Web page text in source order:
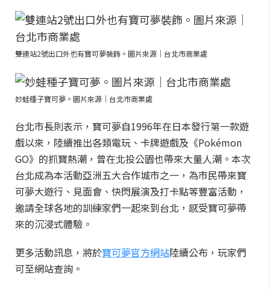
雙連站2號出口外也有寶可夢裝飾。圖片來源｜台北市商業處
妙蛙種子寶可夢。圖片來源｜台北市商業處
台北市長則表示，寶可夢自1996年在日本發行第一款遊
戲以來，陸續推出各類電玩、卡牌遊戲及《Pokémon
GO》的抓寶熱潮，曾在北投公園也帶來大量人潮。本次
台北成為本活動亞洲五大合作城市之一，為市民帶來寶
可夢大遊行、見面會、快閃展演及打卡點等豐富活動，
邀請全球各地的訓練家們一起來到台北，感受寶可夢帶
來的沉浸式體驗。
更多活動訊息，將於寶可夢官方網站陸續公布，玩家們
可至網站查詢。